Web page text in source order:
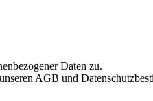
Daten zu.
AGB und